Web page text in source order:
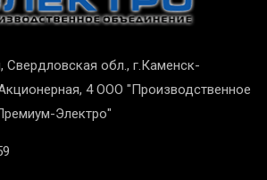
Свердловская обл., г.Каменск-
4 ООО "Производственное
Электро"